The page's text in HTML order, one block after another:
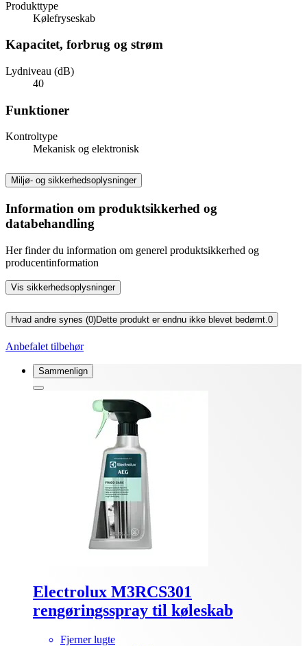
Produkttype
Kølefryseskab
Kapacitet, forbrug og strøm
Lydniveau (dB)
40
Funktioner
Kontroltype
Mekanisk og elektronisk
Miljø- og sikkerhedsoplysninger
Information om produktsikkerhed og
databehandling
Her finder du information om generel produktsikkerhed og
producentinformation
Vis sikkerhedsoplysninger
Hvad andre synes (0)Dette produkt er endnu ikke blevet bedømt. 0
Anbefalet tilbehør
Sammenlign
Electrolux M3RCS301
rengøringsspray til køleskab
Fjerner lugte